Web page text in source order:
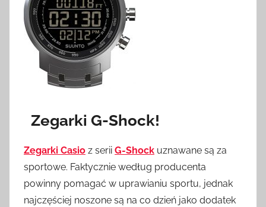
Zegarki G-Shock!
Zegarki Casio z serii G-Shock uznawane są za
sportowe. Faktycznie według producenta
powinny pomagać w uprawianiu sportu, jednak
najczęściej noszone są na co dzień jako dodatek